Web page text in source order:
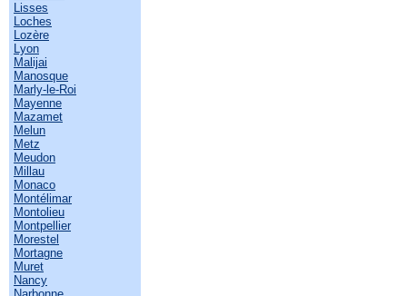
Lisses
Loches
Lozère
Lyon
Malijai
Manosque
Marly-le-Roi
Mayenne
Mazamet
Melun
Metz
Meudon
Millau
Monaco
Montélimar
Montolieu
Montpellier
Morestel
Mortagne
Muret
Nancy